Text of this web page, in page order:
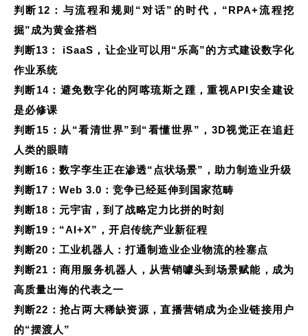
判断12：与流程和规则“对话”的时代，“RPA+流程挖
掘”成为黄金搭档
判断13： iSaaS，让企业可以用“乐高”的方式建设数字化
作业系统
判断14：避免数字化的阿喀琉斯之踵，重视API安全建设
是必修课
判断15：从“看清世界”到“看懂世界”，3D视觉正在追赶
人类的眼睛
判断16：数字孪生正在渗透“点状场景”，助力制造业升级
判断17：Web 3.0：竞争已经延伸到国家范畴
判断18：元宇宙，到了战略定力比拼的时刻
判断19：“AI+X”，开启传统产业新征程
判断20：工业机器人：打通制造业企业物流的栓塞点
判断21：商用服务机器人，从营销噱头到场景赋能，成为
高质量出海的代表之一
判断22：抢占两大稀缺资源，直播营销成为企业链接用户
的“摆渡人”